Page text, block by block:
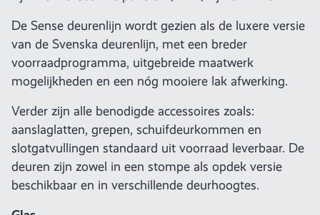
De Sense deurenlijn wordt gezien als de luxere versie
van de Svenska deurenlijn, met een breder
voorraadprogramma, uitgebreide maatwerk
mogelijkheden en een nóg mooiere lak afwerking.
Verder zijn alle benodigde accessoires zoals:
aanslaglatten, grepen, schuifdeurkommen en
slotgatvullingen standaard uit voorraad leverbaar. De
deuren zijn zowel in een stompe als opdek versie
beschikbaar en in verschillende deurhoogtes.